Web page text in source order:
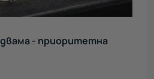
- приоритетна